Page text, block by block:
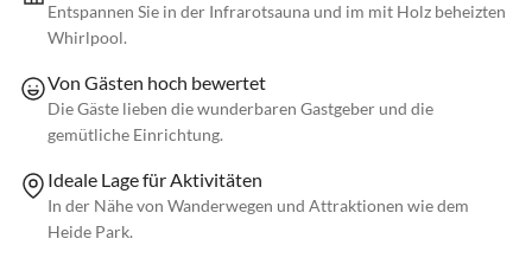
Entspannen Sie in der Infrarotsauna und im mit Holz beheizten
Whirlpool.
Von Gästen hoch bewertet
Die Gäste lieben die wunderbaren Gastgeber und die
gemütliche Einrichtung.
Ideale Lage für Aktivitäten
In der Nähe von Wanderwegen und Attraktionen wie dem
Heide Park.